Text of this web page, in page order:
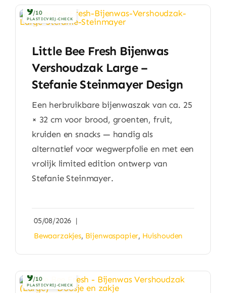
Huishouden
Artikels & Nieuws
9/10
PLASTICVRIJ-CHECK
Little Bee Fresh Bijenwas
Vershoudzak Large –
Stefanie Steinmayer Design
Een herbruikbare bijenwaszak van ca. 25
× 32 cm voor brood, groenten, fruit,
kruiden en snacks — handig als
alternatief voor wegwerpfolie en met een
vrolijk limited edition ontwerp van
Stefanie Steinmayer.
05/08/2026 |
Bewaarzakjes, Bijenwaspapier, Huishouden
9/10
PLASTICVRIJ-CHECK